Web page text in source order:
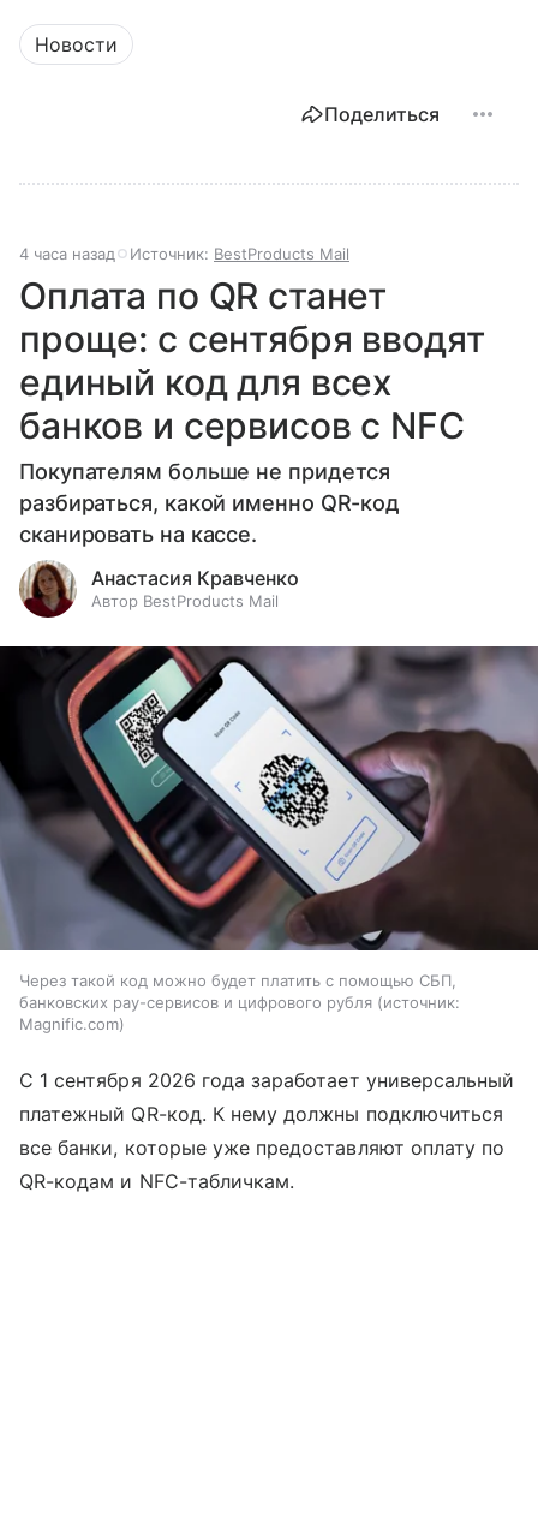
Новости
Поделиться
4 часа назад Источник: BestProducts Mail
Оплата по QR станет
проще: с сентября вводят
единый код для всех
банков и сервисов с NFC
Покупателям больше не придется
разбираться, какой именно QR-код
сканировать на кассе.
Анастасия Кравченко
Автор BestProducts Mail
Через такой код можно будет платить с помощью СБП,
банковских pay-сервисов и цифрового рубля
источник:
Magnific.com
С 1 сентября 2026 года заработает универсальный
платежный QR-код. К нему должны подключиться
все банки, которые уже предоставляют оплату по
QR-кодам и NFC-табличкам.